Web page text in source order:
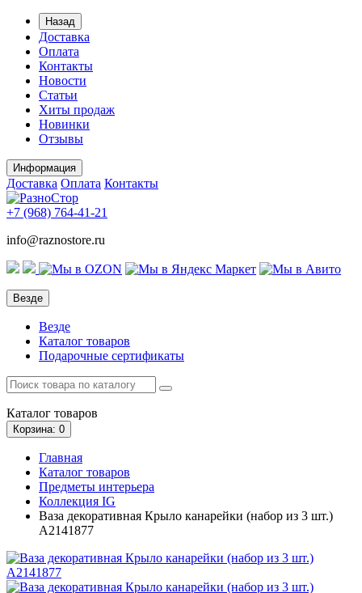
Назад
Доставка
Оплата
Контакты
Новости
Статьи
Хиты продаж
Новинки
Отзывы
Информация
Доставка Оплата Контакты
+7 (968) 764-41-21
info@raznostore.ru
Везде
Везде
Каталог товаров
Подарочные сертификаты
Каталог товаров
Корзина: 0
Главная
Каталог товаров
Предметы интерьера
Коллекция IG
Ваза декоративная Крыло канарейки (набор из 3 шт.)
A2141877